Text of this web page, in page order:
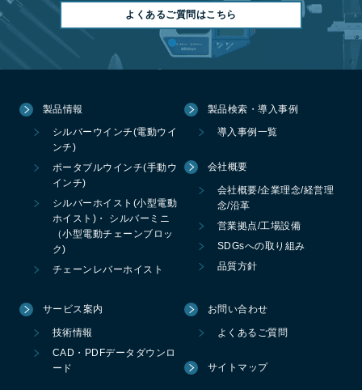
よくあるご質問はこちら
製品情報
シルバーウインチ(電動ウイ
ンチ)
ポータブルウインチ(手動ウ
インチ)
シルバーホイスト(小型電動
ホイスト)・ シルバーミニ
（小型電動チェーンブロッ
ク)
チェーンレバーホイスト
製品検索・導入事例
導入事例一覧
会社概要
会社概要/企業理念/経営理
念/沿革
営業拠点/工場設備
SDGsへの取り組み
品質方針
サービス案内
技術情報
CAD・PDFデータダウンロ
ード
お問い合わせ
よくあるご質問
サイトマップ